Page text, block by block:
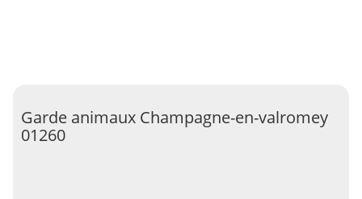
Garde animaux Champagne-en-valromey
01260